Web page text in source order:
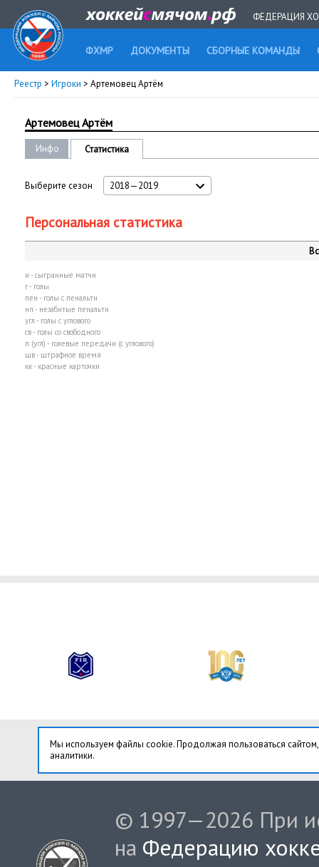
ФЕДЕРАЦИЯ
ФХМР ДОКУМЕНТЫ СБОРНЫЕ КОМАНДЫ
Реестр > Игроки > Артемовец Артём
Артемовец Артём
Инфо Статистика
Выберите сезон 2018—2019
Персональная статистика
и - сыгранные матчи
г - голы
пен - голы с пенальти
нп - незабитые пенальти
угл - голы с углового
св - голы со свободного
п (угл) - голевые передачи (с углового)
шв - штрафное время
кк - красные карточки
Мы используем файлы cookie. Продолжая пользоваться
аналитики.
© 1997—2026 При
на Федерацию